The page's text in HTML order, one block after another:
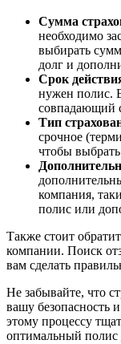
Сумма
необходимо
выбирать
долг и
Срок
нужен полис.
совпадающий
Тип
срочное
чтобы
компания,
полис или
Также стоит
компании. Поиск
вам сделать
Не забывайте, что
вашу безопасность
этому процессу
оптимальный полис